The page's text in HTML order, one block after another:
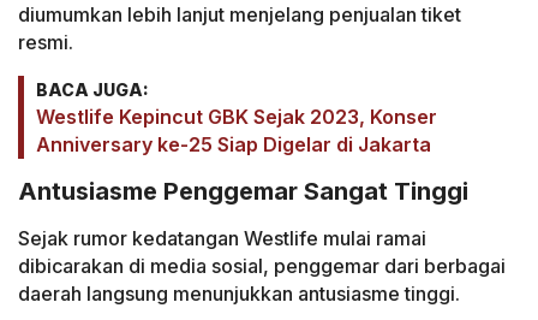
diumumkan lebih lanjut menjelang penjualan tiket
resmi.
BACA JUGA:
Westlife Kepincut GBK Sejak 2023, Konser
Anniversary ke-25 Siap Digelar di Jakarta
Antusiasme Penggemar Sangat Tinggi
Sejak rumor kedatangan Westlife mulai ramai
dibicarakan di media sosial, penggemar dari berbagai
daerah langsung menunjukkan antusiasme tinggi.